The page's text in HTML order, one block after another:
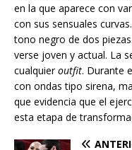
en la que aparece con
con sus sensuales
tono negro de dos
verse joven y actual. La
cualquieroutfit. Durante
con ondas tipo sirena,
que evidencia que el
esta etapa de